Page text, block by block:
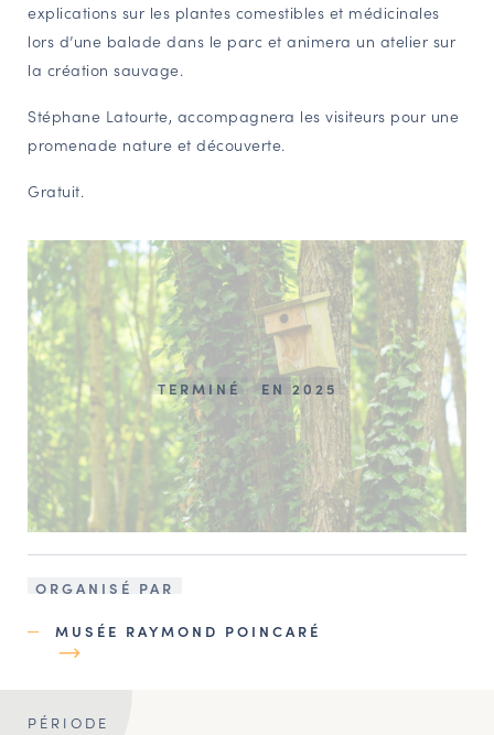
PORTAIL CULTURE
Comité d'Histoire Régionale
Service Inventaire et Patrimoines de la Région Grand Est
Amateurs d’histoire et de patrimoine
Responsables de structures
Étudiants & chercheurs
explications sur les plantes comestibles et médicinales
lors d’une balade dans le parc et animera un atelier sur
la création sauvage.
Stéphane Latourte, accompagnera les visiteurs pour une
promenade nature et découverte.
Gratuit.
TERMINÉ EN 2025
ORGANISÉ PAR
MUSÉE RAYMOND POINCARÉ
PÉRIODE